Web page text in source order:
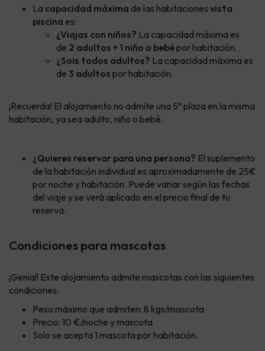
La capacidad máxima de las habitaciones vista
piscina es:
¿Viajas con niños? La capacidad máxima es
de 2 adultos + 1 niño o bebépor habitación.
¿Sois todos adultos? La capacidad máxima es
de 3 adultos por habitación.
¡Recuerda! El alojamiento no admite una 5ª plaza en la misma
habitación, ya sea adulto, niño o bebé.
¿Quieres reservar para una persona? El suplemento
de la habitación individual es aproximadamente de 25€
por noche y habitación. Puede variar según las fechas
del viaje y se verá aplicado en el precio final de tu
reserva.
Condiciones para mascotas
¡Genial! Este alojamiento admite mascotas con las siguientes
condiciones:
Peso máximo que admiten: 8 kgs/mascota
Precio: 10 €/noche y mascota
Solo se acepta 1 mascota por habitación.